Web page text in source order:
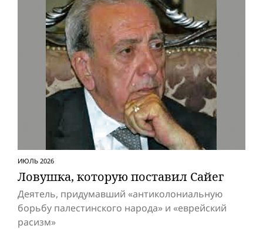
ИЮЛЬ 2026
Ловушка, которую поставил Сайег
Деятель, придумавший «антиколониальную
борьбу палестинского народа» и «eвpeйский
расизм»